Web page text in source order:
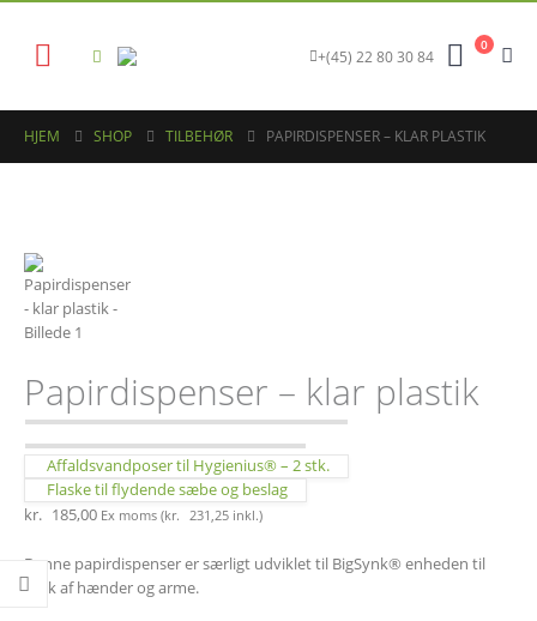
+(45) 22 80 30 84
0
HJEM SHOP TILBEHØR PAPIRDISPENSER – KLAR PLASTIK
Papirdispenser – klar plastik
Affaldsvandposer til Hygienius® – 2 stk.
Flaske til flydende sæbe og beslag
kr. 185,00 Ex moms (kr. 231,25 inkl.)
Denne papirdispenser er særligt udviklet til BigSynk® enheden til
vask af hænder og arme.